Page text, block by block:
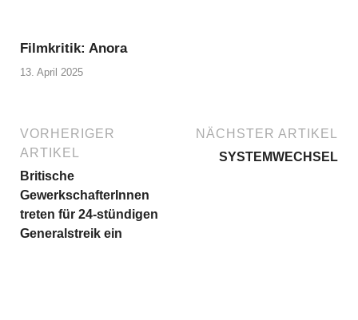
Filmkritik: Anora
13. April 2025
VORHERIGER
ARTIKEL
Britische
GewerkschafterInnen
treten für 24-stündigen
Generalstreik ein
NÄCHSTER ARTIKEL
SYSTEMWECHSEL